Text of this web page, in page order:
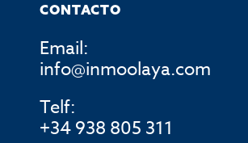
CONTACTO
Email:
info@inmoolaya.com
Telf:
+34 938 805 311